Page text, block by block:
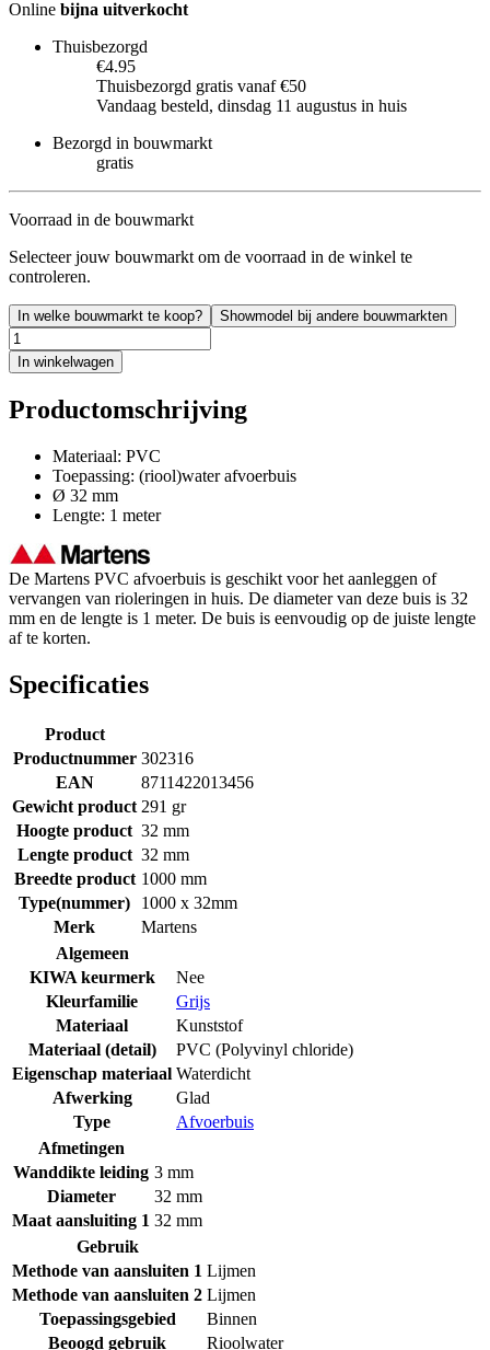
Online bijna uitverkocht
Thuisbezorgd
€4.95
Thuisbezorgd gratis vanaf €50
Vandaag besteld, dinsdag 11 augustus in huis
Bezorgd in bouwmarkt
gratis
Voorraad in de bouwmarkt
Selecteer jouw bouwmarkt om de voorraad in de winkel te
controleren.
In welke bouwmarkt te koop? Showmodel bij andere bouwmarkten
In winkelwagen
Productomschrijving
Materiaal: PVC
Toepassing: (riool)water afvoerbuis
Ø 32 mm
Lengte: 1 meter
De Martens PVC afvoerbuis is geschikt voor het aanleggen of
vervangen van rioleringen in huis. De diameter van deze buis is 32
mm en de lengte is 1 meter. De buis is eenvoudig op de juiste lengte
af te korten.
Specificaties
Product
Productnummer 302316
EAN
8711422013456
Gewicht product 291 gr
Hoogte product 32 mm
Lengte product 32 mm
Breedte product 1000 mm
Type(nummer)
1000 x 32mm
Merk
Martens
Algemeen
KIWA keurmerk
Nee
Kleurfamilie
Grijs
Materiaal
Kunststof
Materiaal (detail)
PVC (Polyvinyl chloride)
Eigenschap materiaal Waterdicht
Afwerking
Glad
Type
Afvoerbuis
Afmetingen
Wanddikte leiding 3 mm
Diameter
32 mm
Maat aansluiting 1 32 mm
Gebruik
Methode van aansluiten 1 Lijmen
Methode van aansluiten 2 Lijmen
Toepassingsgebied
Binnen
Beoogd gebruik
Rioolwater